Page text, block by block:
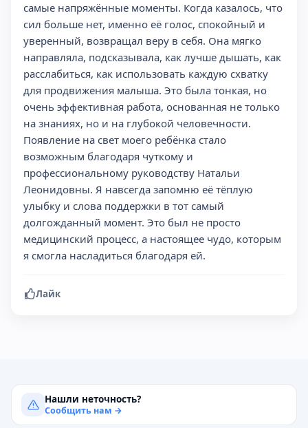
самые напряжённые моменты. Когда казалось, что
сил больше нет, именно её голос, спокойный и
уверенный, возвращал веру в себя. Она мягко
направляла, подсказывала, как лучше дышать, как
расслабиться, как использовать каждую схватку
для продвижения малыша. Это была тонкая, но
очень эффективная работа, основанная не только
на знаниях, но и на глубокой человечности.
Появление на свет моего ребёнка стало
возможным благодаря чуткому и
профессиональному руководству Натальи
Леонидовны. Я навсегда запомню её тёплую
улыбку и слова поддержки в тот самый
долгожданный момент. Это был не просто
медицинский процесс, а настоящее чудо, которым
я смогла насладиться благодаря ей.
Лайк
Нашли неточность?
Сообщить нам →